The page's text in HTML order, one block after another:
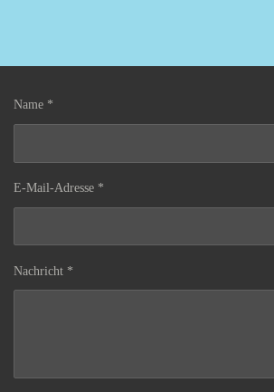
Name *
E-Mail-Adresse *
Nachricht *